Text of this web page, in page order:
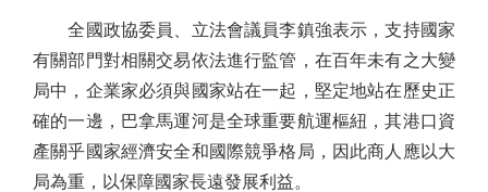
全國政協委員、立法會議員李鎮強表示，支持國家
有關部門對相關交易依法進行監管，在百年未有之大變
局中，企業家必須與國家站在一起，堅定地站在歷史正
確的一邊，巴拿馬運河是全球重要航運樞紐，其港口資
產關乎國家經濟安全和國際競爭格局，因此商人應以大
局為重，以保障國家長遠發展利益。